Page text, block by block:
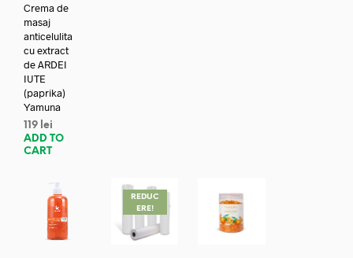
Crema de
masaj
anticelulita
cu extract
de ARDEI
IUTE
(paprika)
Yamuna
119 lei
ADD TO
CART
REDUC
ERE!